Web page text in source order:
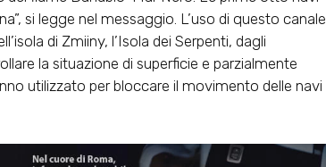
si legge nel messaggio. L’uso di questo canale
di Zmiiny, l’Isola dei Serpenti, dagli
la situazione di superficie e parzialmente
utilizzato per bloccare il movimento delle navi